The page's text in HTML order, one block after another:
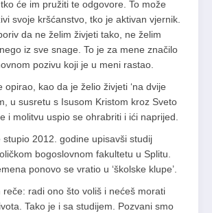
će im pružiti te odgovore. To može
svoje kršćanstvo, tko je aktivan vjernik.
da ne želim živjeti tako, ne želim
iz sve snage. To je za mene značilo
pozivu koji je u meni rastao.
opirao, kao da je želio živjeti ‘na dvije
u susretu s Isusom Kristom kroz Sveto
i molitvu uspio se ohrabriti i ići naprijed.
stupio 2012. godine upisavši studij
bogoslovnom fakultetu u Splitu.
ponovo se vratio u ‘školske klupe’.
reče: radi ono što voliš i nećeš morati
Tako je i sa studijem. Pozvani smo